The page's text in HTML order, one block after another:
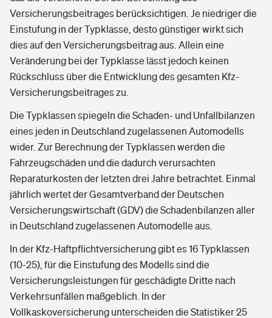
Versicherungsbeitrages berücksichtigen. Je niedriger die
Einstufung in der Typklasse, desto günstiger wirkt sich
dies auf den Versicherungsbeitrag aus. Allein eine
Veränderung bei der Typklasse lässt jedoch keinen
Rückschluss über die Entwicklung des gesamten Kfz-
Versicherungsbeitrages zu.
Die Typklassen spiegeln die Schaden- und Unfallbilanzen
eines jeden in Deutschland zugelassenen Automodells
wider. Zur Berechnung der Typklassen werden die
Fahrzeugschäden und die dadurch verursachten
Reparaturkosten der letzten drei Jahre betrachtet. Einmal
jährlich wertet der Gesamtverband der Deutschen
Versicherungswirtschaft (GDV) die Schadenbilanzen aller
in Deutschland zugelassenen Automodelle aus.
In der Kfz-Haftpflichtversicherung gibt es 16 Typklassen
(10-25), für die Einstufung des Modells sind die
Versicherungsleistungen für geschädigte Dritte nach
Verkehrsunfällen maßgeblich. In der
Vollkaskoversicherung unterscheiden die Statistiker 25